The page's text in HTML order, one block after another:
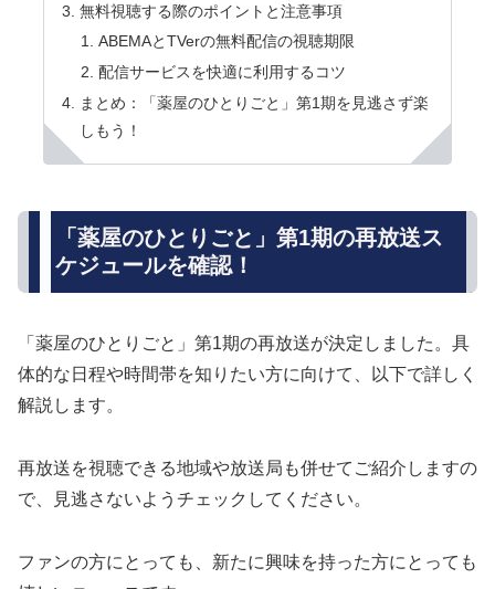
無料視聴する際のポイントと注意事項
ABEMAとTVerの無料配信の視聴期限
配信サービスを快適に利用するコツ
まとめ：「薬屋のひとりごと」第1期を見逃さず楽
しもう！
「薬屋のひとりごと」第1期の再放送ス
ケジュールを確認！
「薬屋のひとりごと」第1期の再放送が決定しました。具
体的な日程や時間帯を知りたい方に向けて、以下で詳しく
解説します。
再放送を視聴できる地域や放送局も併せてご紹介しますの
で、見逃さないようチェックしてください。
ファンの方にとっても、新たに興味を持った方にとっても